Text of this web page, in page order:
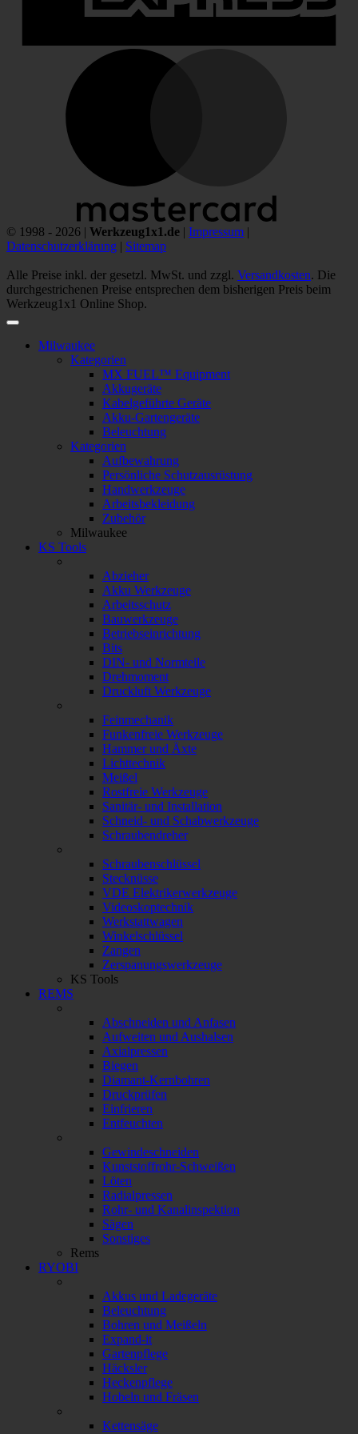
© 1998 - 2026 | Werkzeug1x1.de | Impressum |
Datenschutzerklärung | Sitemap
Alle Preise inkl. der gesetzl. MwSt. und zzgl. Versandkosten. Die
durchgestrichenen Preise entsprechen dem bisherigen Preis beim
Werkzeug1x1 Online Shop.
Milwaukee
Kategorien
MX FUEL™ Equipment
Akkugeräte
Kabelgeführte Geräte
Akku-Gartengeräte
Beleuchtung
Kategorien
Aufbewahrung
Persönliche Schutzausrüstung
Handwerkzeuge
Arbeitsbekleidung
Zubehör
Milwaukee
KS Tools
Abzieher
Akku Werkzeuge
Arbeitsschutz
Bauwerkzeuge
Betriebseinrichtung
Bits
DIN- und Normteile
Drehmoment
Druckluft Werkzeuge
Feinmechanik
Funkenfreie Werkzeuge
Hammer und Äxte
Lichttechnik
Meißel
Rostfreie Werkzeuge
Sanitär- und Installation
Schneid- und Schabwerkzeuge
Schraubendreher
Schraubenschlüssel
Stecknüsse
VDE Elektrikerwerkzeuge
Videoskoptechnik
Werkstattwagen
Winkelschlüssel
Zangen
Zerspanungswerkzeuge
KS Tools
REMS
Abschneiden und Anfasen
Aufweiten und Aushalsen
Axialpressen
Biegen
Diamant-Kernbohren
Druckprüfen
Einfrieren
Entfeuchten
Gewindeschneiden
Kunststoffrohr-Schweißen
Löten
Radialpressen
Rohr- und Kanalinspektion
Sägen
Sonstiges
Rems
RYOBI
Akkus und Ladegeräte
Beleuchtung
Bohren und Meißeln
Expand-it
Gartenpflege
Häcksler
Heckenpflege
Hobeln und Fräsen
Kettensäge